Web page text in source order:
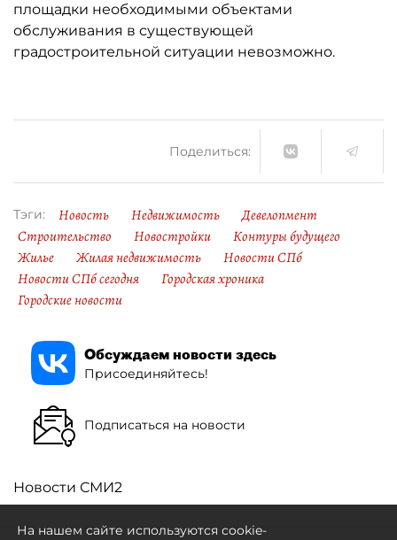
площадки необходимыми объектами
обслуживания в существующей
градостроительной ситуации невозможно.
Поделиться:
Тэги: Новость Недвижимость
Девелопмент
Строительство
Новостройки
Контуры будущего
Жилье
Жилая недвижимость
Новости СПб
Новости СПб сегодня
Городская хроника
Городские новости
Обсуждаем новости здесь
Присоединяйтесь!
Подписаться на новости
Новости СМИ2
На нашем сайте используются cookie-